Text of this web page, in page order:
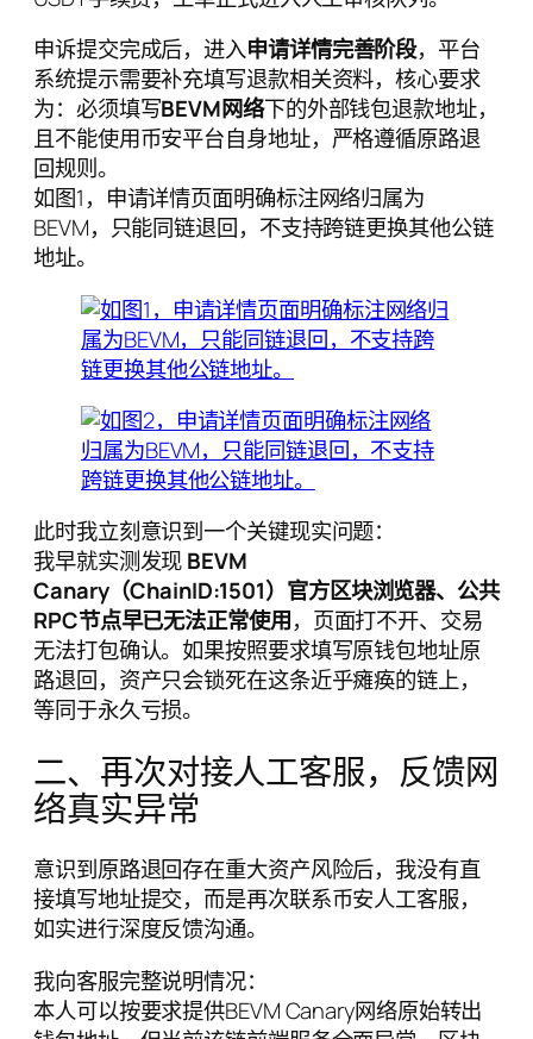
申诉提交完成后，进入申请详情完善阶段，平台
系统提示需要补充填写退款相关资料，核心要求
为：必须填写BEVM网络下的外部钱包退款地址，
且不能使用币安平台自身地址，严格遵循原路退
回规则。
如图1，申请详情页面明确标注网络归属为
BEVM，只能同链退回，不支持跨链更换其他公链
地址。
此时我立刻意识到一个关键现实问题：
我早就实测发现BEVM
Canary（ChainID:1501）官方区块浏览器、公共
RPC节点早已无法正常使用，页面打不开、交易
无法打包确认。如果按照要求填写原钱包地址原
路退回，资产只会锁死在这条近乎瘫痪的链上，
等同于永久亏损。
二、再次对接人工客服，反馈网
络真实异常
意识到原路退回存在重大资产风险后，我没有直
接填写地址提交，而是再次联系币安人工客服，
如实进行深度反馈沟通。
我向客服完整说明情况：
本人可以按要求提供BEVM Canary网络原始转出